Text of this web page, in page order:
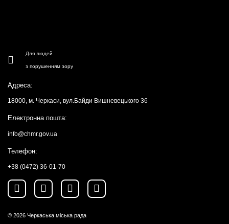
Для людей
з порушенням зору
Адреса:
18000, м. Черкаси, вул.Байди Вишневецького 36
Електронна пошта:
info@chmr.gov.ua
Телефон:
+38 (0472) 36-01-70
© 2026 Черкаська міська рада